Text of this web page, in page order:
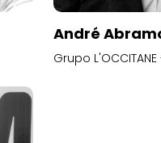
André
Grupo